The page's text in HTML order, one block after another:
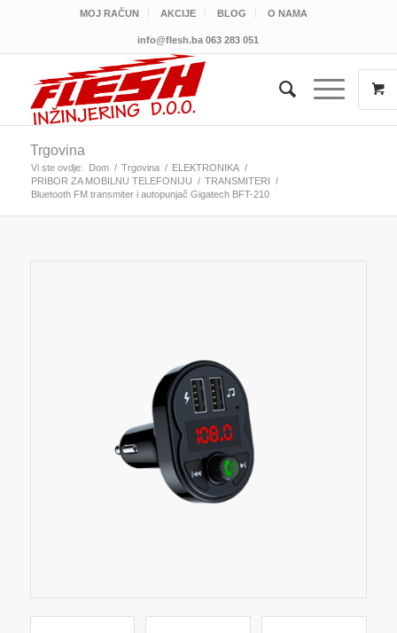
MOJ RAČUN AKCIJE BLOG O NAMA
info@flesh.ba 063 283 051
Trgovina
Vi ste ovdje: Dom / Trgovina / ELEKTRONIKA /
PRIBOR ZA MOBILNU TELEFONIJU / TRANSMITERI /
Bluetooth FM transmiter i autopunjač Gigatech BFT-210